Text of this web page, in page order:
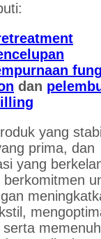
dan
yang
prima, dan
yang
berkomitmen